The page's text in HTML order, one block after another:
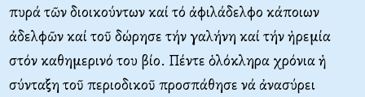
πυρά τῶν διοικούντων καί τό ἀφιλάδελφο κάποιων
ἀδελφῶν καί τοῦ δώρησε τήν γαλήνη καί τήν ἡρεμία
στόν καθημερινό του βίο. Πέντε ὁλόκληρα χρόνια ἡ
σύνταξη τοῦ περιοδικοῦ προσπάθησε νά ἀνασύρει